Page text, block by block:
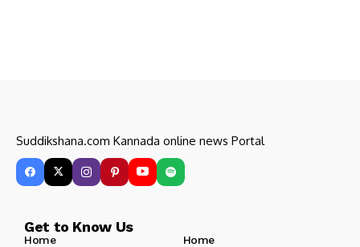
Suddikshana.com Kannada online news Portal
Get to Know Us
Home
Home